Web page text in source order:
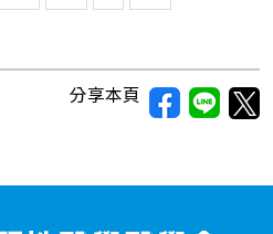
分享本頁